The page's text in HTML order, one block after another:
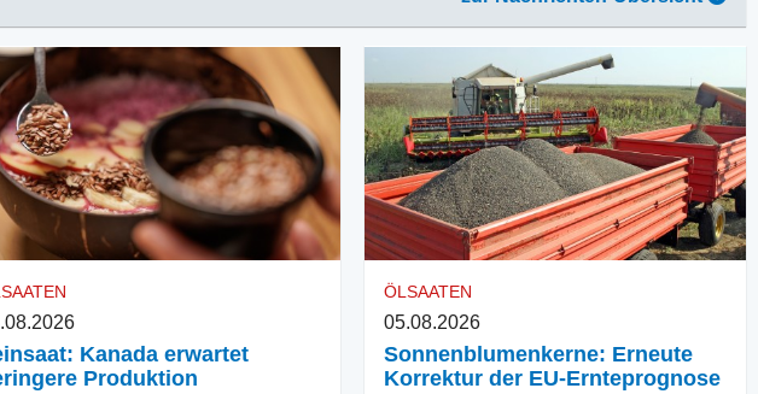
Kanada erwartet
Produktion
ÖLSAATEN
05.08.2026
Sonnenblumenkerne: Erneute
Korrektur der EU-Ernteprognose